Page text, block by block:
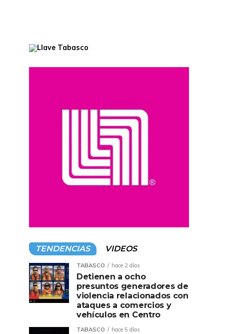
TENDENCIAS VIDEOS
TABASCO hace 2 días
Detienen a ocho
presuntos generadores de
violencia relacionados con
ataques a comercios y
vehículos en Centro
TABASCO hace 5 días